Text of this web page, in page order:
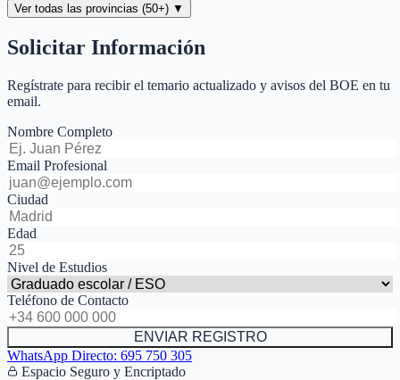
Ver todas las provincias (50+) ▼
Solicitar Información
Regístrate para recibir el temario actualizado y avisos del BOE en tu
email.
Nombre Completo
Email Profesional
Ciudad
Edad
Nivel de Estudios
Teléfono de Contacto
ENVIAR REGISTRO
WhatsApp Directo: 695 750 305
Espacio Seguro y Encriptado